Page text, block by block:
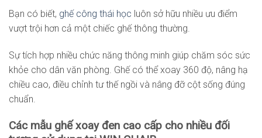
Bạn có biết, ghế công thái học luôn sở hữu nhiều ưu điểm
vượt trội hơn cả một chiếc ghế thông thường.
Sự tích hợp nhiều chức năng thông minh giúp chăm sóc sức
khỏe cho dân văn phòng. Ghế có thể xoay 360 độ, nâng hạ
chiều cao, điều chỉnh tư thế ngồi và nâng đỡ cột sống đúng
chuẩn.
Các mẫu ghế xoay đen cao cấp cho nhiều đối